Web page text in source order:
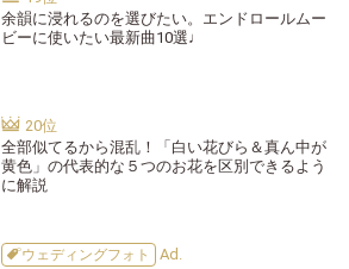
余韻に浸れるのを選びたい。エンドロールムー
ビーに使いたい最新曲10選♩
全部似てるから混乱！「白い花びら＆真ん中が
黄色」の代表的な５つのお花を区別できるよう
に解説
ウェディングフォト